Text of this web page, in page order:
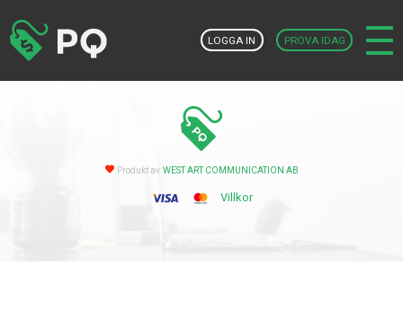
LOGGA IN PROVA IDAG
Produkt av WEST ART COMMUNICATION AB
Villkor